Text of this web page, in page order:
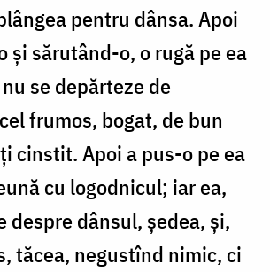
pentru dânsa. Apoi
și sărutând-o, o rugă pe ea
se depărteze de
frumos, bogat, de bun
cinstit. Apoi a pus-o pe ea
cu logodnicul; iar ea,
despre dânsul, ședea, și,
tăcea, negustînd nimic, ci